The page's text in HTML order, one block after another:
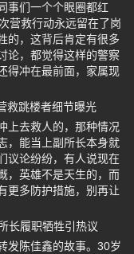
事们一个个眼圈都红
营救行动永远留在了岗
的，这背后肯定有很多
论，都觉得这样的警察
得冲在最前面，家属现
救跳楼者细节曝光
上去救人的，那种情况
，能当上副所长本身就
议论纷纷，有人说现在
，英雄不是天生的，而
更多防护措施，别再让
长履职牺牲引热议
发陈佳鑫的故事。30岁